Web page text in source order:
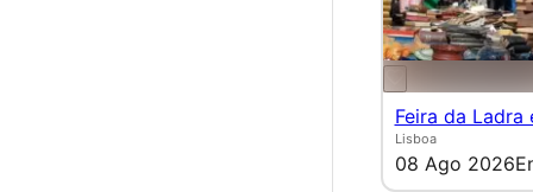
Feira da Ladra
Lisboa
08 Ago 2026